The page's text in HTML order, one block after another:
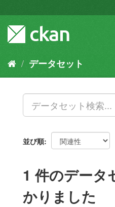
キ
容
データセット
並び順
1 件のデータ
かりました